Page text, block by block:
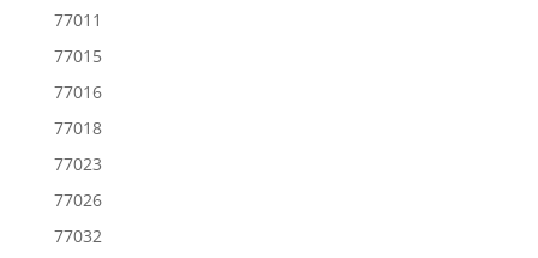
77011
77015
77016
77018
77023
77026
77032